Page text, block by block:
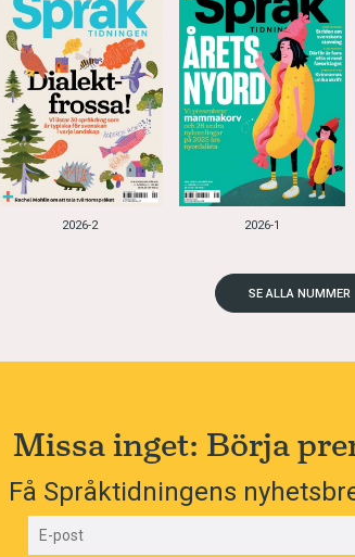
2026-2 2026-1
SE ALLA NUMMER
Missa inget: Börja
Få Språktidningens